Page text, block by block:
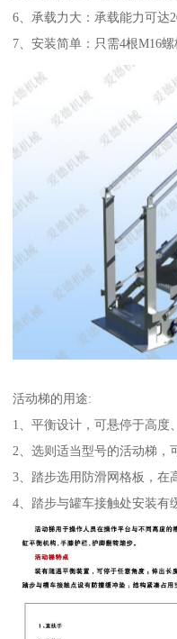
6、承载力大：承载能力可达
7、安装简单：只需4根M16螺
活动梯的用途:
1、平衡设计，可悬停于高度
2、选则适当型号的活动梯，
3、踏步选用防滑网格板，在
4、踏步与罐车接触处安装有